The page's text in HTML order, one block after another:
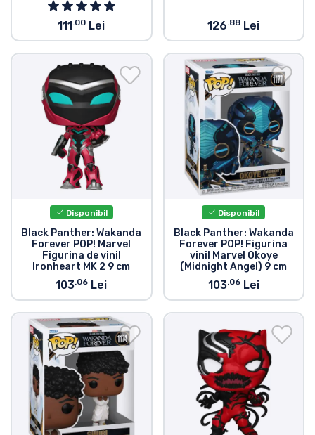
111 .00 Lei 126.88 Lei
Disponibil
Black Panther: Wakanda
Forever POP! Marvel
Figurina de vinil
Ironheart MK 2 9 cm
103.06 Lei
Disponibil
Black Panther: Wakanda
Forever POP! Figurina
vinil Marvel Okoye
(Midnight Angel) 9 cm
103.06Lei